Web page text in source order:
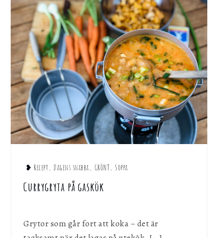
❥ Recept, Dagens snabba , GRÖNT, Soppa
Currygryta på gaskök
Grytor som går fort att koka – det är